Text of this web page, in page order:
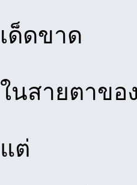
เด็ดขาด
ในสายตาขอ
แต่